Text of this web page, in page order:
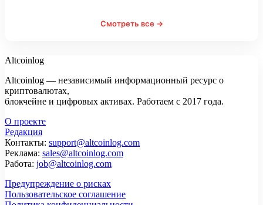
Смотреть все →
Altcoinlog
Altcoinlog — независимый информационный ресурс о
криптовалютах,
блокчейне и цифровых активах. Работаем с 2017 года.
О проекте
Редакция
Контакты: support@altcoinlog.com
Реклама: sales@altcoinlog.com
Работа: job@altcoinlog.com
Предупреждение о рисках
Пользовательское соглашение